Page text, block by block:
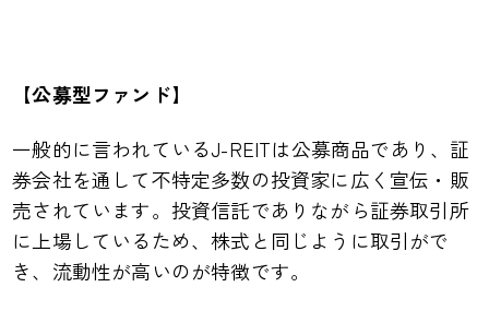
【公募型ファンド】
一般的に言われているJ-REITは公募商品であり、証
券会社を通して不特定多数の投資家に広く宣伝・販
売されています。投資信託でありながら証券取引所
に上場しているため、株式と同じように取引がで
き、流動性が高いのが特徴です。